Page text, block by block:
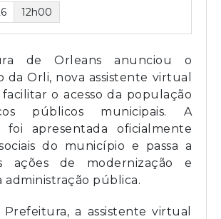
12h00
de Orleans anunciou o
da Orli, nova assistente virtual
o acesso da população
públicos municipais. A
foi apresentada oficialmente
do município e passa a
ações de modernização e
administração pública.
a assistente virtual